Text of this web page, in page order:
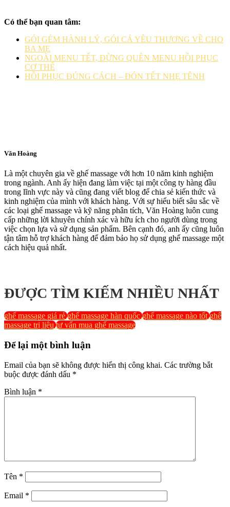
Có thể bạn quan tâm:
GÓI GÉM HÀNH LÝ, GÓI CẢ YÊU THƯƠNG VỀ CHO
BA MẸ
NGOÀI MENU TẾT, ĐỪNG QUÊN MENU HỒI PHỤC
CƠ THỂ
HỒI PHỤC ĐÚNG CÁCH – ĐÓN TẾT NHẸ TÊNH
Văn Hoàng
Là một chuyên gia về ghế massage với hơn 10 năm kinh nghiệm
trong ngành. Anh ấy hiện đang làm việc tại một công ty hàng đầu
trong lĩnh vực này và cũng đang viết blog để chia sẻ kiến thức và
kinh nghiệm của mình với khách hàng. Với sự hiểu biết sâu sắc về
các loại ghế massage và kỹ năng phân tích, Văn Hoàng luôn cung
cấp những lời khuyên chính xác và hữu ích cho người dùng trong
việc chọn lựa và sử dụng sản phẩm. Bên cạnh đó, anh ấy cũng luôn
tận tâm hỗ trợ khách hàng để đảm bảo họ sử dụng ghế massage một
cách hiệu quả nhất.
ĐƯỢC TÌM KIẾM NHIỀU NHẤT
ghế massage giá rẻ ghế massage hàn quốc ghế massage nào tốt ghế
massage trị liệu tư vấn mua ghế massage
Để lại một bình luận
Email của bạn sẽ không được hiển thị công khai. Các trường bắt
buộc được đánh dấu *
Bình luận *
Tên *
Email *